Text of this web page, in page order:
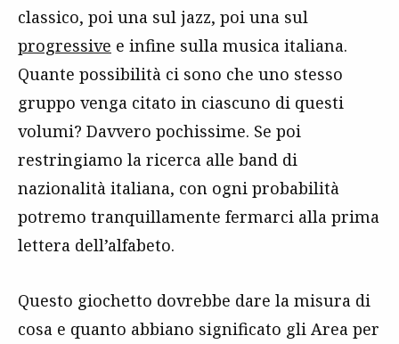
classico, poi una sul jazz, poi una sul
progressive e infine sulla musica italiana.
Quante possibilità ci sono che uno stesso
gruppo venga citato in ciascuno di questi
volumi? Davvero pochissime. Se poi
restringiamo la ricerca alle band di
nazionalità italiana, con ogni probabilità
potremo tranquillamente fermarci alla prima
lettera dell’alfabeto.
Questo giochetto dovrebbe dare la misura di
cosa e quanto abbiano significato gli Area per